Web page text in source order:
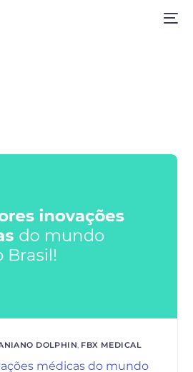
DOLPHIN, FBX MEDICAL
médicas do mundo